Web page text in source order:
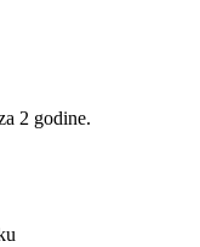
2 godine.